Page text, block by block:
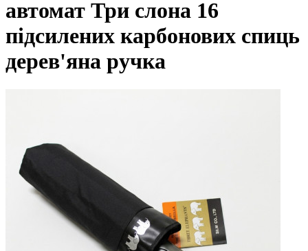
автомат Три слона 16
підсилених карбонових спиць
дерев'яна ручка